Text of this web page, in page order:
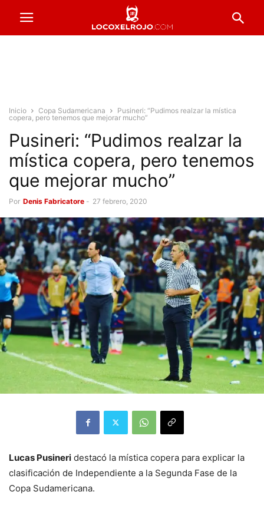
Inicio Copa Sudamericana
Pusineri: “Pudimos realzar la mística
copera, pero tenemos que mejorar mucho”
Pusineri: “Pudimos realzar la
mística copera, pero tenemos
que mejorar mucho”
Por Denis Fabricatore - 27 febrero, 2020
Lucas Pusineri destacó la mística copera para explicar la
clasificación de Independiente a la Segunda Fase de la
Copa Sudamericana.